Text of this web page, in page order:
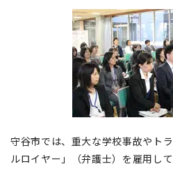
守谷市では、重大な学校事故やト
ルロイヤー」（弁護士）を雇用して